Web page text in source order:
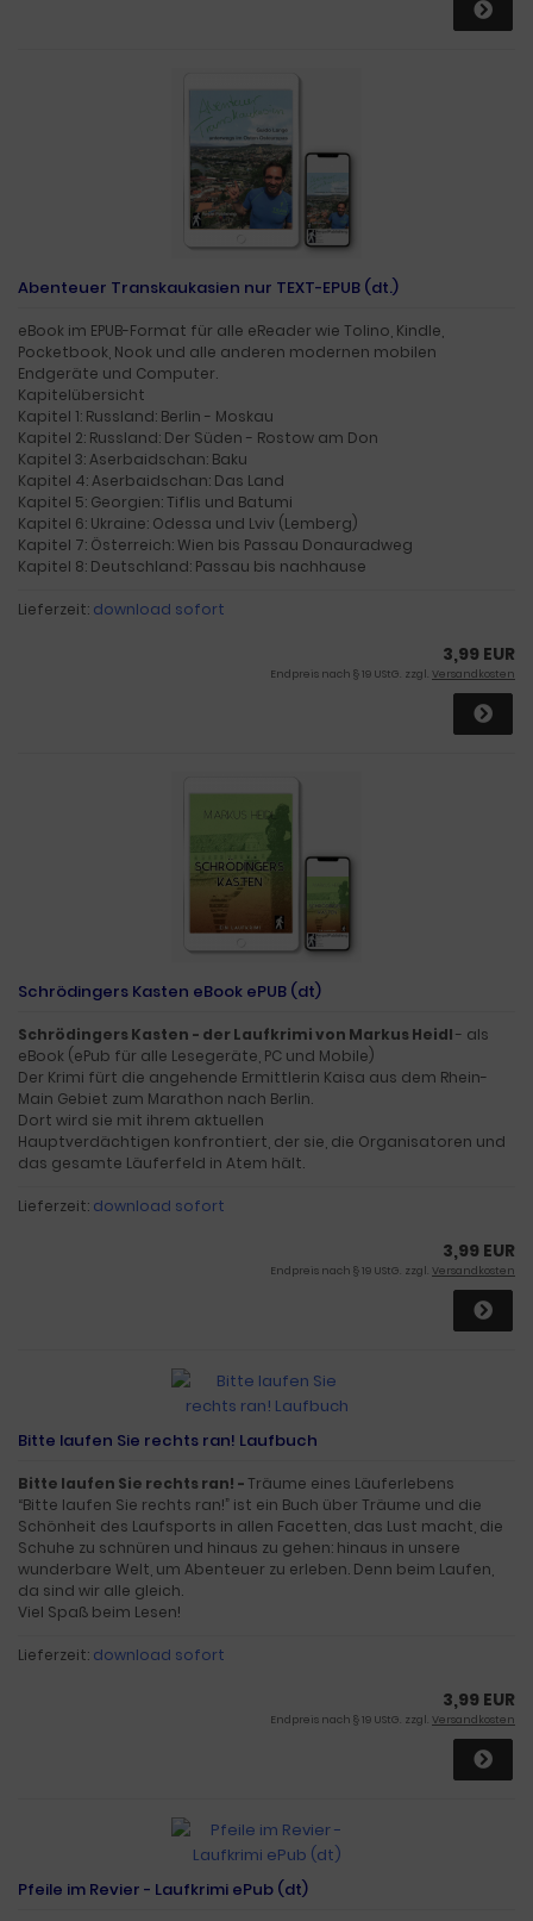
Abenteuer Transkaukasien nur TEXT-EPUB (dt.)
eBook im EPUB-Format für alle eReader wie Tolino, Kindle,
Pocketbook, Nook und alle anderen modernen mobilen
Endgeräte und Computer.
Kapitelübersicht
Kapitel 1: Russland: Berlin - Moskau
Kapitel 2: Russland: Der Süden - Rostow am Don
Kapitel 3: Aserbaidschan: Baku
Kapitel 4: Aserbaidschan: Das Land
Kapitel 5: Georgien: Tiflis und Batumi
Kapitel 6: Ukraine: Odessa und Lviv (Lemberg)
Kapitel 7: Österreich: Wien bis Passau Donauradweg
Kapitel 8: Deutschland: Passau bis nachhause
Lieferzeit: download sofort
3,99 EUR
Endpreis nach § 19 UStG. zzgl. Versandkosten
Schrödingers Kasten eBook ePUB (dt)
Schrödingers Kasten - der Laufkrimi von Markus Heidl- als
eBook (ePub für alle Lesegeräte, PC und Mobile)
Der Krimi fürt die angehende Ermittlerin Kaisa aus dem Rhein-
Main Gebiet zum Marathon nach Berlin.
Dort wird sie mit ihrem aktuellen
Hauptverdächtigen konfrontiert, der sie, die Organisatoren und
das gesamte Läuferfeld in Atem hält.
Lieferzeit: download sofort
3,99 EUR
Endpreis nach § 19 UStG. zzgl. Versandkosten
Bitte laufen Sie rechts ran! Laufbuch
Bitte laufen Sie rechts ran! -Träume eines Läuferlebens
“Bitte laufen Sie rechts ran!” ist ein Buch über Träume und die
Schönheit des Laufsports in allen Facetten, das Lust macht, die
Schuhe zu schnüren und hinaus zu gehen: hinaus in unsere
wunderbare Welt, um Abenteuer zu erleben. Denn beim Laufen,
da sind wir alle gleich.
Viel Spaß beim Lesen!
Lieferzeit: download sofort
3,99 EUR
Endpreis nach § 19 UStG. zzgl. Versandkosten
Pfeile im Revier - Laufkrimi ePub (dt)